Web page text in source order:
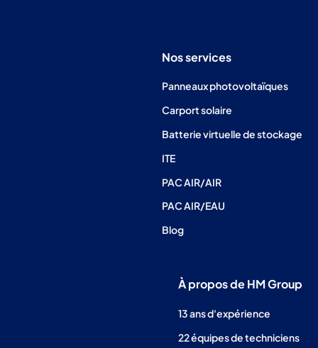
Nos services
Panneaux photovoltaïques
Carport solaire
Batterie virtuelle de stockage
ITE
PAC AIR/AIR
PAC AIR/EAU
Blog
À propos de HM Group
13 ans d'expérience
22 équipes de techniciens